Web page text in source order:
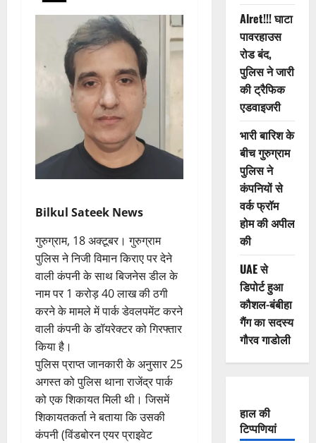
Bilkul Sateek News
गुरुग्राम, 18 अक्टूबर। गुरुग्राम
पुलिस ने निजी विमान किराए पर देने
वाली कंपनी के साथ बिजनेस डील के
नाम पर 1 करोड़ 40 लाख की ठगी
करने के मामले में पार्क डेवलपमेंट करने
वाली कंपनी के डॉयरेक्टर को गिरफ्तार
किया है।
पुलिस प्राप्त जानकारी के अनुसार 25
अगस्त को पुलिस थाना राजेंद्र पार्क
को एक शिकायत मिली थी। जिसमें
शिकायतकर्ता ने बताया कि उसकी
कंपनी (विंडबोरन एयर प्राइवेट
Alret!!! घाटा
पावरहाउस
रोड बंद,
पुलिस ने जारी
की ट्रैफिक
एडवाइजरी
भारी बारिश के
बीच गुरुग्राम
पुलिस ने
कंपनियों से
वर्क फ्रॉम
होम की अपील
की
UAE से
डिपोर्ट हुआ
कौशल-बंबीहा
गैंग का सदस्य
गौरव गाडोली
हाल की
टिप्पणियां